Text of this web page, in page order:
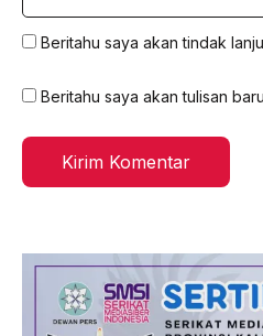
Beritahu saya akan tindak
Beritahu saya akan tulisan